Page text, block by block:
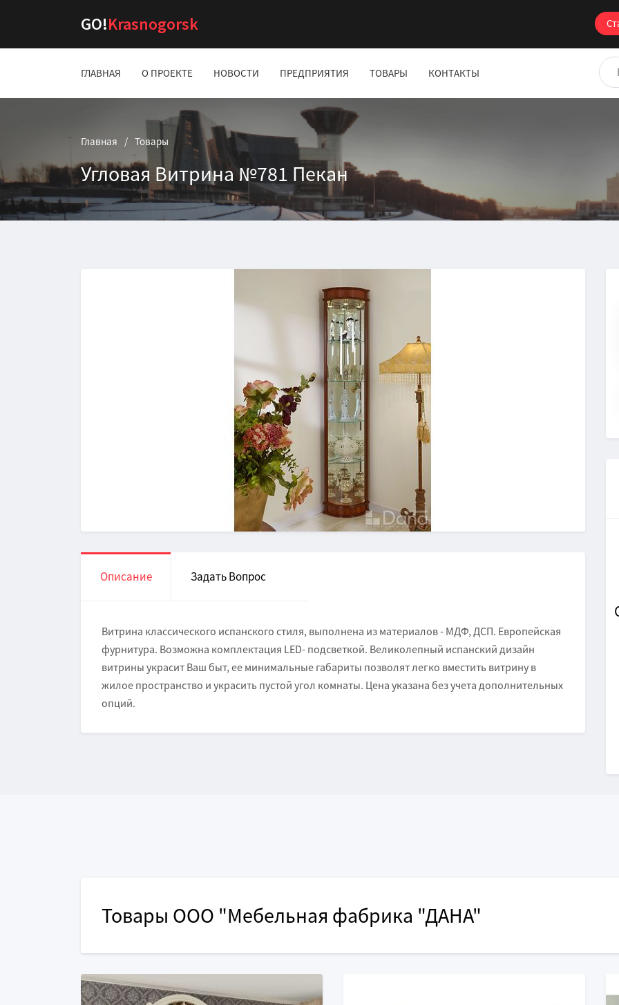
GO!Krasnogorsk
ГЛАВНАЯ О ПРОЕКТЕ НОВОСТИ ПРЕДПРИЯТИЯ ТОВАРЫ КОНТАКТЫ
Главная Товары
Угловая Витрина №781 Пекан
Описание Задать Вопрос
Витрина классического испанского стиля, выполнена из материалов - МДФ, ДСП. Европейская
фурнитура. Возможна комплектация LED- подсветкой. Великолепный испанский дизайн
витрины украсит Ваш быт, ее минимальные габариты позволят легко вместить витрину в
жилое пространство и украсить пустой угол комнаты. Цена указана без учета дополнительных
опций.
Товары ООО "Мебельная фабрика "ДАНА"